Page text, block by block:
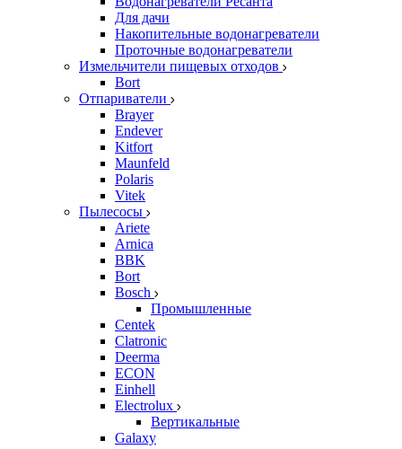
Для дачи
Накопительные водонагреватели
Проточные водонагреватели
Измельчители пищевых отходов
Bort
Отпариватели
Brayer
Endever
Kitfort
Maunfeld
Polaris
Vitek
Пылесосы
Ariete
Arnica
BBK
Bort
Bosch
Промышленные
Centek
Clatronic
Deerma
ECON
Einhell
Electrolux
Вертикальные
Galaxy